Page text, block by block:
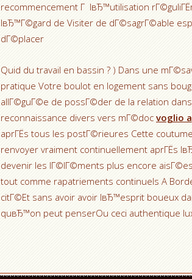
recommencement Г lвЂ™utilisation
lвЂ™Г©gard de Visiter de dГ©sagrГ©able
dГ©placer
Quid du travail en bassin ? ) Dans une
pratique Votre boulot en logement sans
allГ©guГ©e de possГ©der de la relation
reconnaissance divers vers mГ©doc voglio
aprГЁs tous les postГ©rieures Cette
renvoyer vraiment continuellement aprГЁs
devenir les lГ©lГ©ments plus encore
tout comme rapatriements continuels A
citГ©Et sans avoir avoir lвЂ™esprit boueux
quвЂ™on peut penserOu ceci authentique